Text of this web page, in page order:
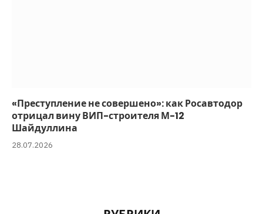
«Преступление не совершено»: как Росавтодор
отрицал вину ВИП-строителя М-12
Шайдуллина
28.07.2026